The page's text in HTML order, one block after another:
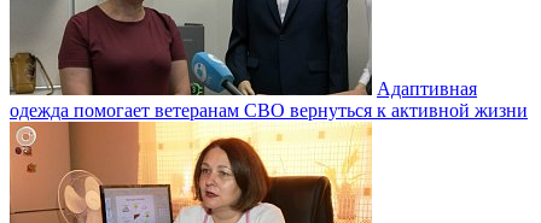
Адаптивная
одежда помогает ветеранам СВО вернуться к активной жизни